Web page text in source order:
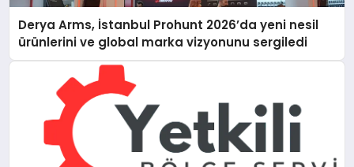
Derya Arms, İstanbul Prohunt 2026’da yeni nesil
ürünlerini ve global marka vizyonunu sergiledi